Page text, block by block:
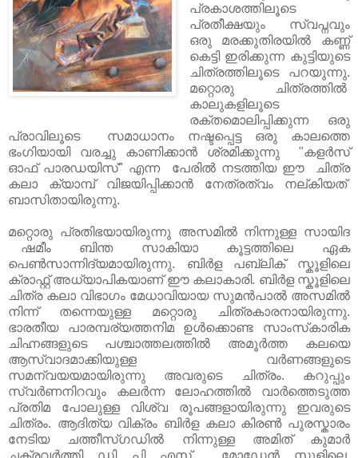
പ്രകാശത്തിലൂടെ
പ്രതീക്ഷയും സ്വപ്നവും
ഒരു മരക്കുതിരയിൽ കണ്ണ്
കെട്ടി ഇരിക്കുന്ന കുട്ടിയുടെ
ചിത്രത്തിലൂടെ പറയുന്നു.
മറ്റൊരു ചിത്രത്തിൽ
കാലുകളിലൂടെ
രക്തമൊലിപ്പിക്കുന്ന ഒരു
പ്രാവിലൂടെ സമാധാനം നഷ്ടപ്പെട്ട ഒരു കാലത്തെ
ഭംഗിയായി വരച്ചു കാണിക്കാൻ ശ്രമിക്കുന്നു "കളർസ്
ഓഫ് പാരഡയിസ്" എന്ന പേരിൽ നടത്തിയ ഈ ചിത്ര
കലാ ക്യാമ്പ് വിജയിപ്പിക്കാൻ നേത്രത്വം നല്കിയത്
ബാസിതായിരുന്നു.
മറ്റൊരു പ്രതിഭയായിരുന്നു അസമിൽ നിന്നുള്ള സായിദ
ഷമീം ബിന്തസാകിയാ കൂട്ടത്തിലെ ഏക
പെണ്‍സാന്നിദ്യമായിരുന്നു. ബിർള പബ്ലിക് സ്കൂളിലെ
ക്രാഫ്റ്റ് അധ്യാപികയാണ് ഈ കലാകാരി. ബിർള സ്കൂളിലെ
ചിത്ര കലാ വിഭാഗം മേധാവിയായ സുമന്‍പാല്‍ അസമിൽ
നിന്ന് തന്നെയുള്ള മറ്റൊരു ചിത്രകാരനായിരുന്നു.
ഭാരതീയ പാരമ്പര്യത്തനിമ ഉള്‍ക്കൊണ്ട സാംസ്‌കാരിക
ചിഹ്നങ്ങളുടെ പശ്ചാത്തലത്തില്‍ അമൂർത്ത കലയെ
ആസ്വാദമാക്കിയുള്ള വര്‍ണങ്ങളുടെ
സമന്വയയമായിരുന്നു അവരുടെ ചിത്രം. കറുപ്പും
സ്വർണനിറവും കലർന്ന ലോഹത്തിൽ വാർത്തെടുത്ത
പ്രതിമ പോലുള്ള വിശ്വ രൂപങ്ങളായിരുന്നു ഇവരുടെ
ചിത്രം. ആദിത്യ വിക്രം ബിർള കലാ കിരണ്‍ പുരസ്കാരം
നേടിയ ചത്തീസ്ഗഡിൽ നിന്നുള്ള അമിത് കുമാർ
ചക്രവർത്തി ഡി പി എസ് മോഡേൻ സ്കൂളിലെ